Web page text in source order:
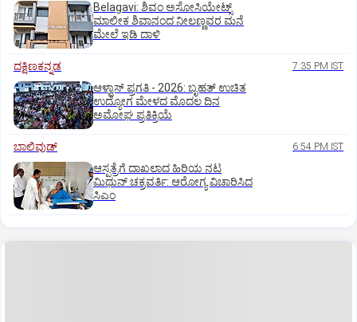
Belagavi: ಶಿವಂ ಅಸೋಸಿಯೇಟ್ಸ್
ಮಾಲೀಕ ಶಿವಾನಂದ ನೀಲಣ್ಣವರ ಮನೆ
ಮೇಲೆ ಇಡಿ‌ ದಾಳಿ
ದಕ್ಷಿಣಕನ್ನಡ 7:35 PM IST
ಆಳ್ವಾಸ್‌ ಪ್ರಗತಿ - 2026: ಬೃಹತ್ ಉಚಿತ
ಉದ್ಯೋಗ ಮೇಳದ ಮೊದಲ ದಿನ
ಅಮೋಘ ಪ್ರತಿಕ್ರಿಯೆ
ಬಾಲಿವುಡ್‌ 6:54 PM IST
ಆಸ್ಪತ್ರೆಗೆ ದಾಖಲಾದ ಹಿರಿಯ ನಟ
ಮಿಥುನ್ ಚಕ್ರವರ್ತಿ: ಆರೋಗ್ಯ ವಿಚಾರಿಸಿದ
ಸಿಎಂ